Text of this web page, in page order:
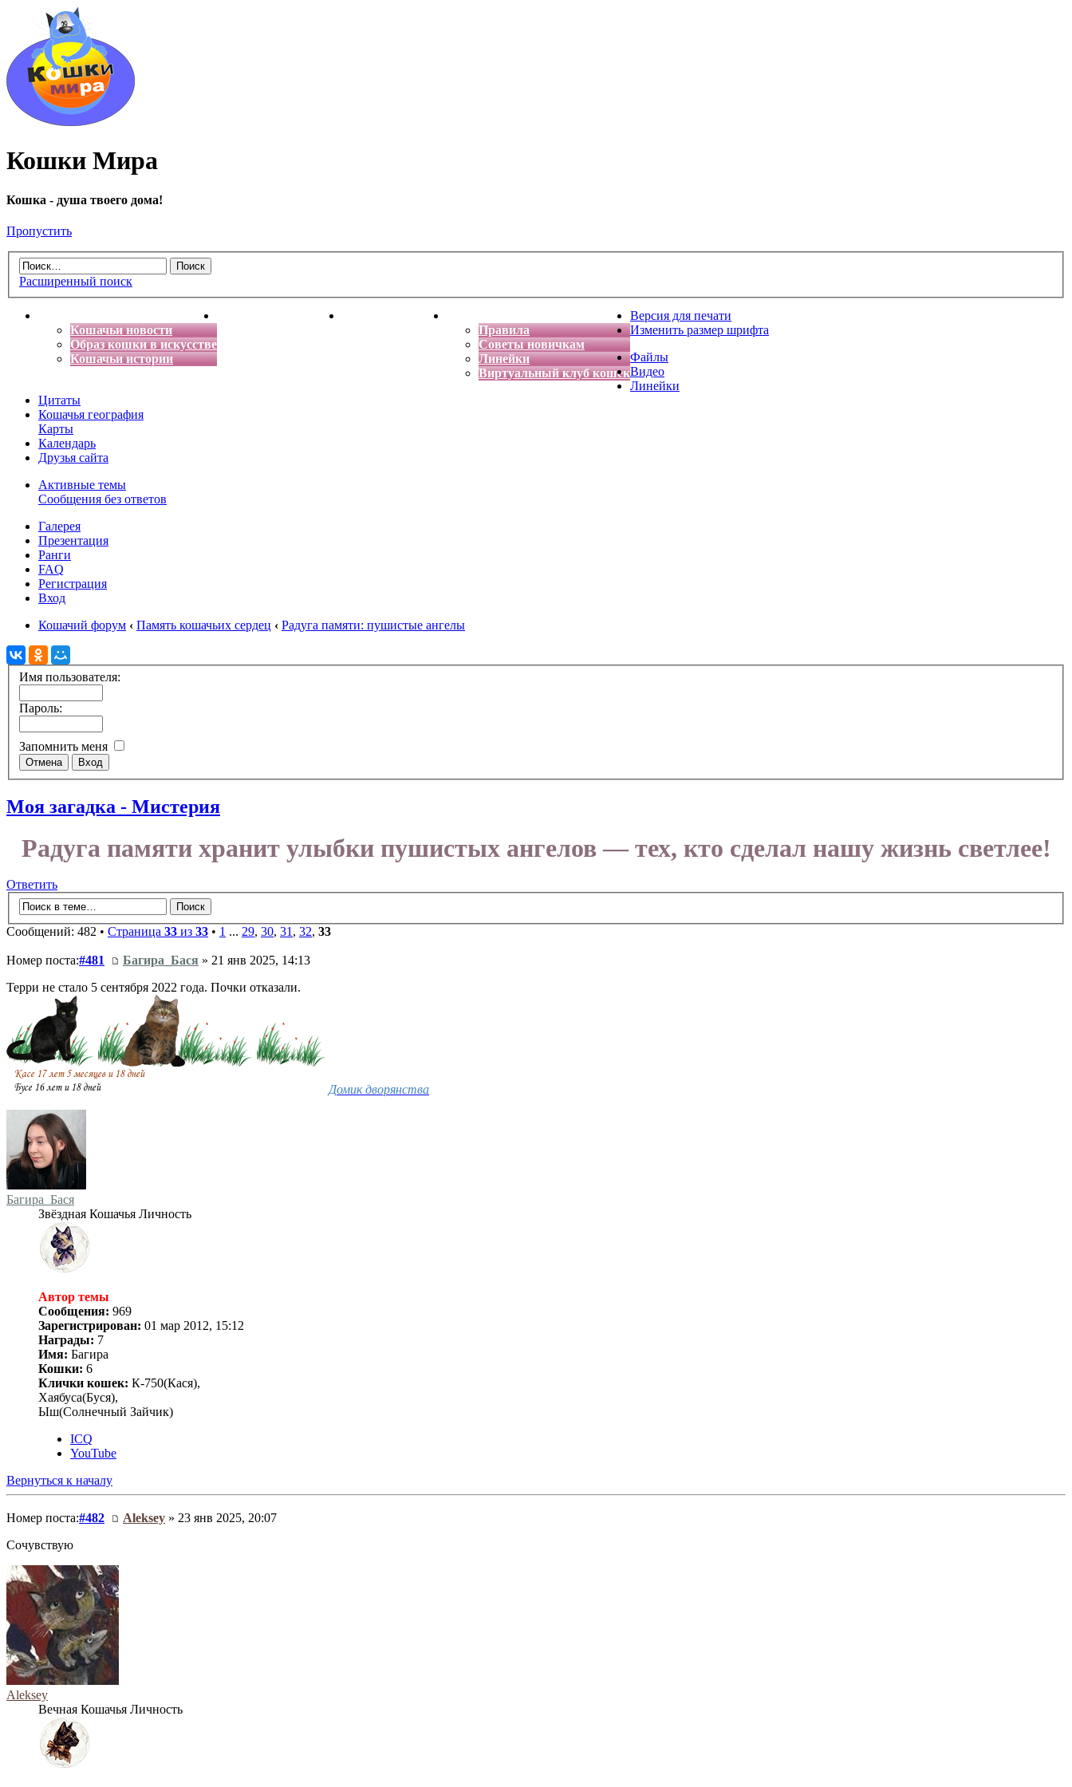
Кошки Мира
Кошка - душа твоего дома!
Пропустить
Расширенный поиск
Кошачьи новости
Образ кошки в искусстве
Кошачьи истории
Энциклопедия кошек Детская фантазия
Правила
Советы новичкам
Линейки
Виртуальный клуб кошек
Версия для печати
Изменить размер шрифта
Файлы
Видео
Линейки
Цитаты
Кошачья география
Карты
Календарь
Друзья сайта
Активные темы
Сообщения без ответов
Галерея
Презентация
Ранги
FAQ
Регистрация
Вход
Кошачий форум ‹ Память кошачьих сердец ‹ Радуга памяти: пушистые ангелы
Имя пользователя:
Пароль:
Запомнить меня
Моя загадка - Мистерия
Радуга памяти хранит улыбки пушистых ангелов — тех, кто сделал нашу жизнь светлее!
Ответить
Сообщений: 482 • Страница 33 из 33 • 1 ... 29, 30, 31 , 32, 33
Номер поста:#481 Багира_Бася » 21 янв 2025, 14:13
Терри не стало 5 сентября 2022 года. Почки отказали.
Домик дворянства
Багира_Бася
Звёздная Кошачья Личность
Автор темы
Сообщения: 969
Зарегистрирован: 01 мар 2012, 15:12
Награды: 7
Имя: Багира
Кошки: 6
Клички кошек: К-750(Кася),
Хаябуса(Буся),
Ыш(Солнечный Зайчик)
ICQ
YouTube
Вернуться к началу
Номер поста:#482 Aleksey » 23 янв 2025, 20:07
Сочувствую
Aleksey
Вечная Кошачья Личность